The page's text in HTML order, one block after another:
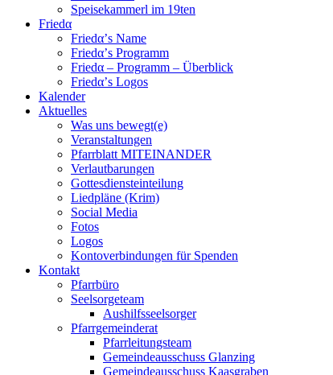
Speisekammerl im 19ten
Friedα
Friedα’s Name
Friedα’s Programm
Friedα – Programm – Überblick
Friedα’s Logos
Kalender
Aktuelles
Was uns bewegt(e)
Veranstaltungen
Pfarrblatt MITEINANDER
Verlautbarungen
Gottesdiensteinteilung
Liedpläne (Krim)
Social Media
Fotos
Logos
Kontoverbindungen für Spenden
Kontakt
Pfarrbüro
Seelsorgeteam
Aushilfsseelsorger
Pfarrgemeinderat
Pfarrleitungsteam
Gemeindeausschuss Glanzing
Gemeindeausschuss Kaasgraben